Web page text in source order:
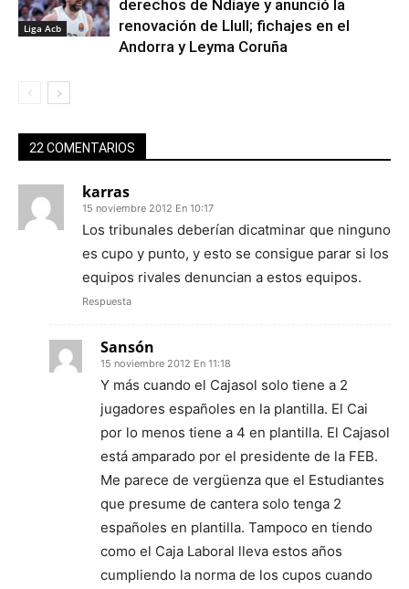
Liga Acb
derechos de Ndiaye y anunció la
renovación de Llull; fichajes en el
Andorra y Leyma Coruña
22 COMENTARIOS
karras
15 noviembre 2012 En 10:17
Los tribunales deberían dicatminar que ninguno
es cupo y punto, y esto se consigue parar si los
equipos rivales denuncian a estos equipos.
Respuesta
Sansón
15 noviembre 2012 En 11:18
Y más cuando el Cajasol solo tiene a 2
jugadores españoles en la plantilla. El Cai
por lo menos tiene a 4 en plantilla. El Cajasol
está amparado por el presidente de la FEB.
Me parece de vergüenza que el Estudiantes
que presume de cantera solo tenga 2
españoles en plantilla. Tampoco en tiendo
como el Caja Laboral lleva estos años
cumpliendo la norma de los cupos cuando